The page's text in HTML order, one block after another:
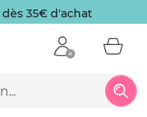
dès 35€ d'achat